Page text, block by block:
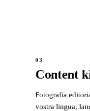
03
Content
Fotografia
vostra lingua,